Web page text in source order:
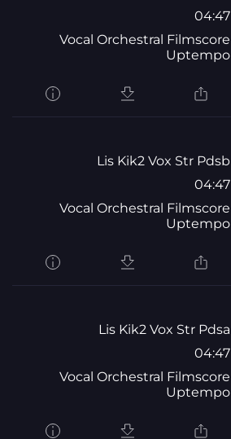
04:47
Vocal Orchestral Filmscore
Uptempo
Lis Kik2 Vox Str Pdsb
04:47
Vocal Orchestral Filmscore
Uptempo
Lis Kik2 Vox Str Pdsa
04:47
Vocal Orchestral Filmscore
Uptempo